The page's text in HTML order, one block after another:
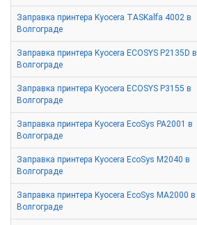
Заправка принтера Kyocera TASKalfa 4002 в
Волгограде
Заправка принтера Kyocera ECOSYS P2135D в
Волгограде
Заправка принтера Kyocera ECOSYS P3155 в
Волгограде
Заправка принтера Kyocera EcoSys PA2001 в
Волгограде
Заправка принтера Kyocera EcoSys M2040 в
Волгограде
Заправка принтера Kyocera EcoSys MA2000 в
Волгограде